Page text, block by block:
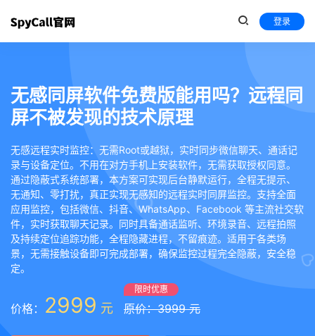
登录
无感同屏软件免费版能用吗？远程同
屏不被发现的技术原理
无感远程实时监控：无需Root或越狱，实时同步微信聊天、通话记
录与设备定位。不用在对方手机上安装软件，无需获取授权同意。
通过隐蔽式系统部署，本方案可实现后台静默运行，全程无提示、
无通知、零打扰，真正实现无感知的远程实时同屏监控。支持全面
应用监控，包括微信、抖音、WhatsApp、Facebook 等主流社交软
件，实时获取聊天记录。同时具备通话监听、环境录音、远程拍照
及持续定位追踪功能，全程隐藏进程，不留痕迹。适用于各类场
景，无需接触设备即可完成部署，确保监控过程完全隐蔽，安全稳
定。
价格： 2999 元
限时优惠
原价：3999 元